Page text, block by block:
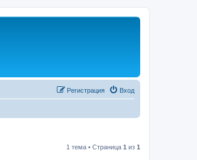
Вход
Регистрация
1 тема • Страница 1 из 1